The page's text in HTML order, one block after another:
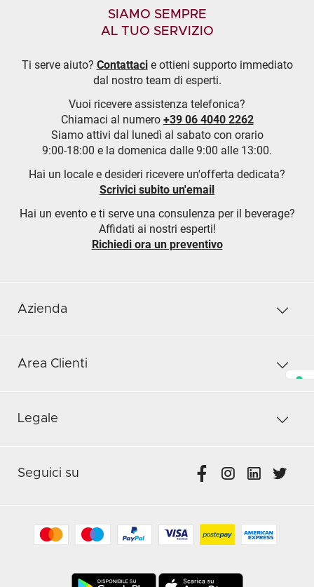
SIAMO SEMPRE
AL TUO SERVIZIO
Ti serve aiuto? Contattacie ottieni supporto immediato
dal nostro team di esperti.
Vuoi ricevere assistenza telefonica?
Chiamaci al numero +39 06 4040 2262
Siamo attivi dal lunedì al sabato con orario
9:00-18:00 e la domenica dalle 9:00 alle 13:00.
Hai un locale e desideri ricevere un'offerta dedicata?
Scrivici subito un'email
Hai un evento e ti serve una consulenza per il beverage?
Affidati ai nostri esperti!
Richiedi ora un preventivo
Azienda
Area Clienti
Legale
Seguici su